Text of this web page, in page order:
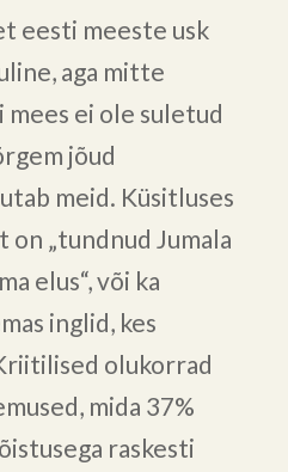
eesti meeste usk
aga mitte
ei ole suletud
jõud
meid. Küsitluses
on „tundnud Jumala
elus“, või ka
inglid, kes
olukorrad
mida 37%
raskesti